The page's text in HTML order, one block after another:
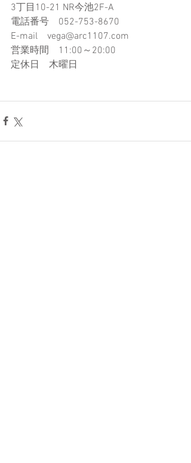
3丁目10-21​ NR今池2F-A
電話番号　052-753-8670
E-mail　vega@arc1107.com​
営業時間　11:00～20:00
定休日　木曜日